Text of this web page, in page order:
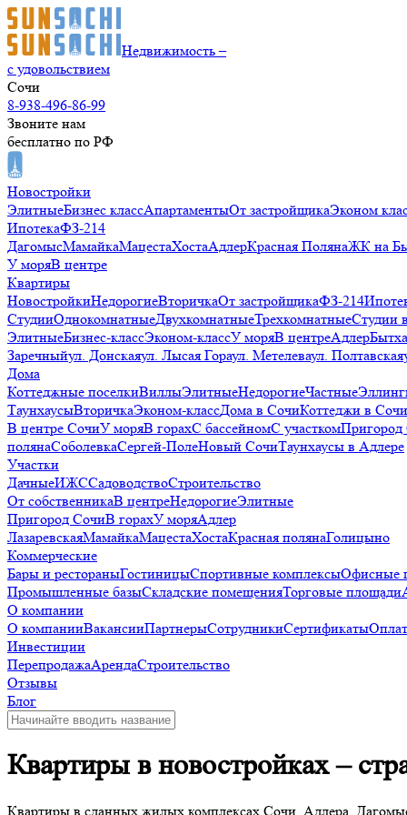
Недвижимость –
с удовольствием
Сочи
8-938-496-86-99
Звоните нам
бесплатно по РФ
Новостройки
ЭлитныеБизнес классАпартаментыОт застройщикаЭконом
ИпотекаФЗ-214
ДагомысМамайкаМацестаХостаАдлерКрасная ПолянаЖК на
У моряВ центре
Квартиры
НовостройкиНедорогиеВторичкаОт застройщикаФЗ-214
СтудииОднокомнатныеДвухкомнатныеТрехкомнатныеСтудии
ЭлитныеБизнес-классЭконом-классУ моряВ центреАдлерБытха
Заречныйул. Донскаяул. Лысая Гораул. Метелеваул. Полтавская
Дома
Коттеджные поселкиВиллыЭлитныеНедорогиеЧастные
ТаунхаусыВторичкаЭконом-классДома в СочиКоттеджи в Сочи
В центре СочиУ моряВ горахС бассейномС участкомПригород
полянаСоболевкаСергей-ПолеНовый СочиТаунхаусы в Адлере
Участки
ДачныеИЖССадоводствоСтроительство
От собственникаВ центреНедорогиеЭлитные
Пригород СочиВ горахУ моряАдлер
ЛазаревскаяМамайкаМацестаХостаКрасная полянаГолицыно
Коммерческие
Бары и рестораныГостиницыСпортивные комплексыОфисные
Промышленные базыСкладские помещенияТорговые площади
О компании
О компанииВакансииПартнерыСотрудникиСертификаты
Инвестиции
ПерепродажаАрендаСтроительство
Отзывы
Блог
Квартиры в новостройках –
Квартиры в сданных жилых комплексах Сочи, Адлера,